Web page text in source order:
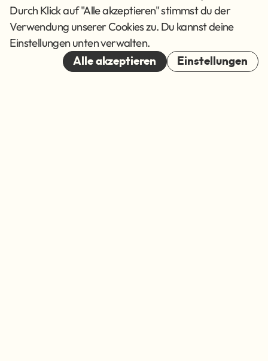
AGB
© 2026
Durch Klick auf "Alle akzeptieren" stimmst du der
Verwendung unserer Cookies zu. Du kannst deine
Einstellungen unten verwalten.
Alle akzeptieren Einstellungen